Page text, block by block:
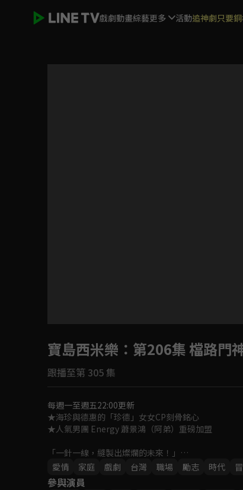
戲劇動畫綜藝更多 活動追神劇只要
如有不便請見諒
寶島西米樂 ：第206集 檔路門
跟播至第 305 集
每週一至週五22:00更新
★海珍與德惠的「珍德」女女CP刻骨銘心
★人氣男團 Energy 蕭景鴻（阿弟）重磅加盟
「一針一線，縫製出燦爛的未來！」
女人在性別不平等時代裡，如何在男性主導的西裝
一段勇氣、親情與愛情交織的勵志成長故事！
愛情
家庭 戲劇 台灣 職場 勵志 時代
參與演員